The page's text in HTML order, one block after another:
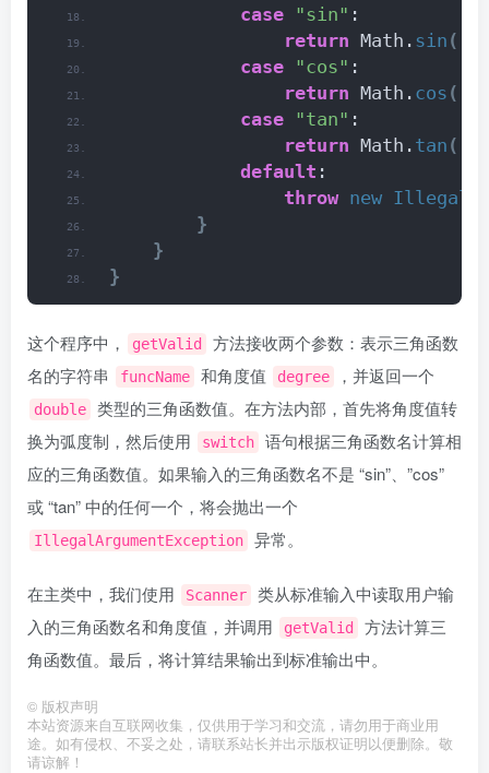
case "sin" :
return Math. sin (
case "cos" :
return Math. cos (
case "tan" :
return Math. tan (
default :
throw new
}
}
}
这个程序中， getValid
方法接收两个参数：表示三角函数
名的字符串
funcName 和角度值 degree ，并返回一个
double
类型的三角函数值。在方法内部，首先将角度值转
换为弧度制，然后使用
switch
语句根据三角函数名计算相
应的三角函数值。如果输入的三角函数名不是 “sin”、”cos”
或 “tan” 中的任何一个，将会抛出一个
IllegalArgumentException 异常。
在主类中，我们使用 Scanner
类从标准输入中读取用户输
入的三角函数名和角度值，并调用
getValid
方法计算三
角函数值。最后，将计算结果输出到标准输出中。
© 版权声明
本站资源来自互联网收集，仅供用于学习和交流，请勿用于商业用
途。如有侵权、不妥之处，请联系站长并出示版权证明以便删除。敬
请谅解！